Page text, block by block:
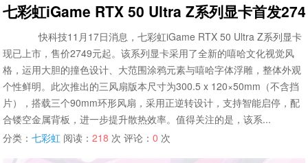
七彩虹iGame RTX 50 Ultra Z系列显卡首发
快科技11月17日消息，七彩虹iGame RTX 50 Ultra Z系列显卡
现已上市，售价2749元起。该系列显卡采用了全新的嘻哈文化视觉风
格，运用大胆的撞色设计、大范围涂鸦元素与嘻哈字体浮雕，整体外观
个性鲜明。此次推出的三风扇版本尺寸为300.5 x 120×50mm（不含挡
片），搭载三个90mm环形风扇，采用正逆转设计，支持智能启停，配
合镂空金属背板，进一步提升散热效率。值得关注的是，该系...
分类：七彩虹 阅读：218 次 评论：0 次